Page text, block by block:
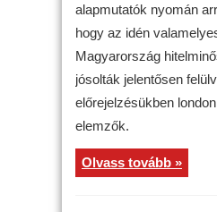
alapmutatók nyomán
hogy az idén
Magyarország
jósolták jelentősen
előrejelzésükben
elemzők.
Olvass tovább »